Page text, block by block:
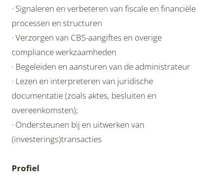
· Signaleren en verbeteren van fiscale en financiële
processen en structuren
· Verzorgen van CBS-aangiftes en overige
compliance werkzaamheden
· Begeleiden en aansturen van de administrateur
· Lezen en interpreteren van juridische
documentatie (zoals aktes, besluiten en
overeenkomsten);
· Ondersteunen bij en uitwerken van
(investerings)transacties
Profiel